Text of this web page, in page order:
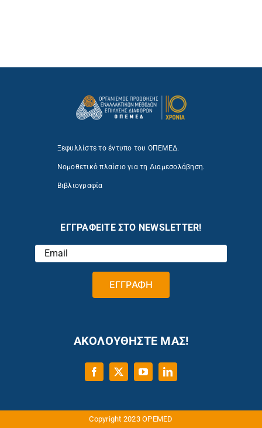
Ξεφυλλίστε το έντυπο του ΟΠΕΜΕΔ.
Νομοθετικό πλαίσιο για τη Διαμεσολάβηση.
Βιβλιογραφία
ΕΓΓΡΑΦΕΙΤΕ ΣΤΟ NEWSLETTER!
ΑΚΟΛΟΥΘΗΣΤΕ ΜΑΣ!
Copyright 2023 OPEMED